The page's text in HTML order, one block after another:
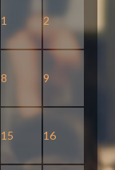
1 2
8 9
15 16